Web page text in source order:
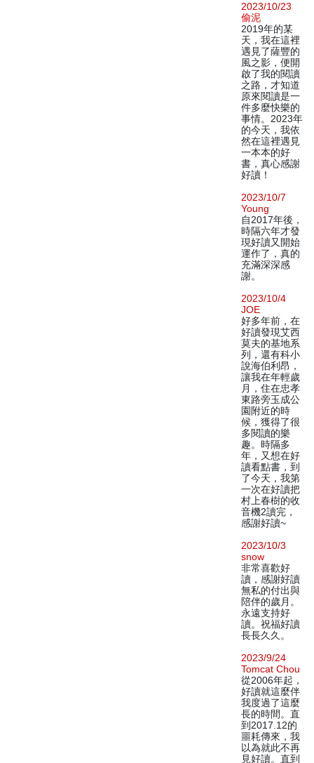
2023/10/23
偷泥
2019年的某
天，我在這裡
遇見了薩豐的
風之影，便開
啟了我的閱讀
之路，才知道
原來閱讀是一
件多麼快樂的
事情。2023年
的今天，我依
然在這裡遇見
一本本的好
書，真心感謝
好讀！
2023/10/7
Young
自2017年後，
時隔六年才發
現好讀又開始
運作了，真的
充滿深深感
謝。
2023/10/4
JOE
好多年前，在
好讀發現艾西
莫夫的基地系
列，還有科小
說海伯利昂，
讓我在年輕歲
月，住在忠孝
東路旁玉成公
園附近的時
候，獲得了很
多閱讀的樂
趣。時隔多
年，又想在好
讀看點書，到
了今天，我第
一次在好讀把
村上春樹的收
音機2讀完，
感謝好讀~
2023/10/3
snow
非常喜歡好
讀，感謝好讀
無私的付出與
陪伴的歲月。
永遠支持好
讀。祝福好讀
長長久久。
2023/9/24
Tomcat Chou
從2006年起，
好讀就這麼伴
我度過了這麼
長的時間。直
到2017.12的
噩耗傳來，我
以為就此不再
見好讀。直到